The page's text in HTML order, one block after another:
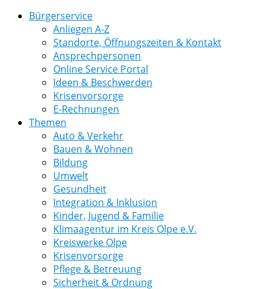
Bürgerservice
Anliegen A-Z
Standorte, Öffnungszeiten & Kontakt
Ansprechpersonen
Online Service Portal
Ideen & Beschwerden
Krisenvorsorge
E-Rechnungen
Themen
Auto & Verkehr
Bauen & Wohnen
Bildung
Umwelt
Gesundheit
Integration & Inklusion
Kinder, Jugend & Familie
Klimaagentur im Kreis Olpe e.V.
Kreiswerke Olpe
Krisenvorsorge
Pflege & Betreuung
Sicherheit & Ordnung